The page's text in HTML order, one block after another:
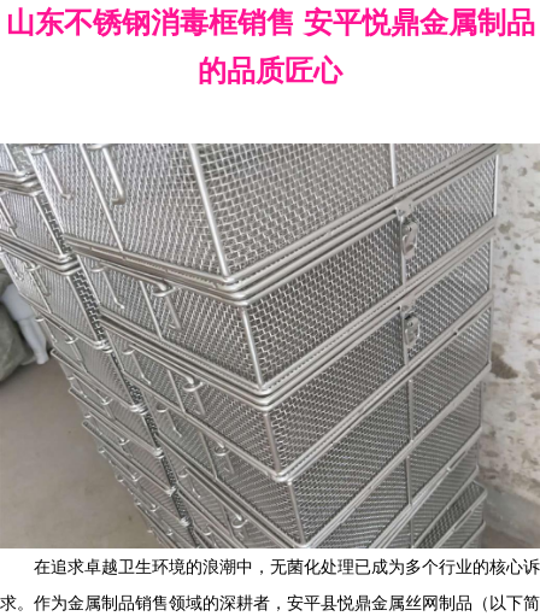
山东不锈钢消毒框销售 安平悦鼎金属制品
的品质匠心
在追求卓越卫生环境的浪潮中，无菌化处理已成为多个行业的核心诉
求。作为金属制品销售领域的深耕者，安平县悦鼎金属丝网制品（以下简